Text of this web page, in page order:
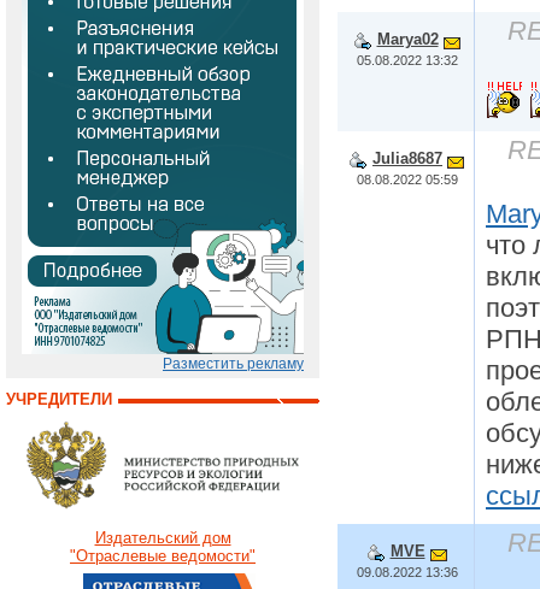
Разместить рекламу
УЧРЕДИТЕЛИ
Издательский дом
"Отраслевые ведомости"
Marya02
05.08.2022 13:32
Julia8687
08.08.2022 05:59
что
РПН
MVE
09.08.2022 13:36